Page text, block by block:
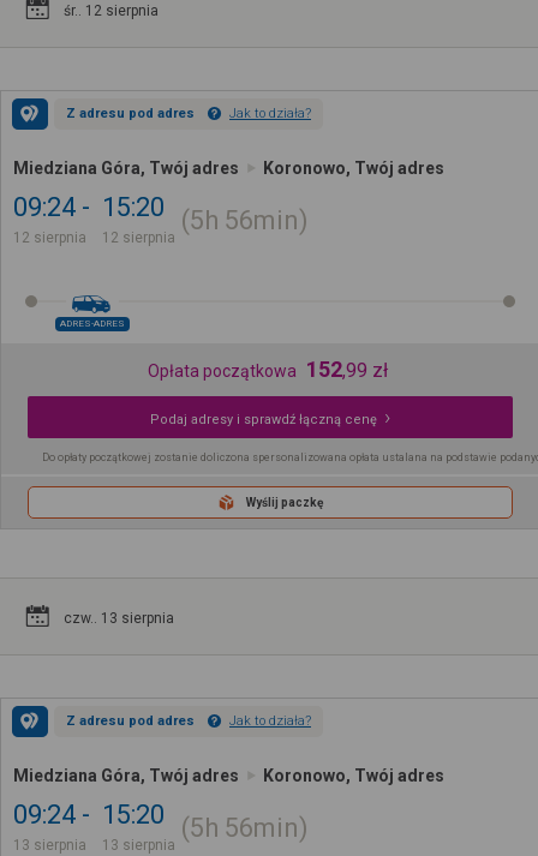
śr.. 12 sierpnia
Z adresu pod adres Jak to działa?
Miedziana Góra, Twój adres Koronowo, Twój adres
09:24
12 sierpnia
15:20
12 sierpnia
5h 56min
ADRES-ADRES
Opłata początkowa 152,99 zł
Podaj adresy i sprawdź łączną cenę
Do opłaty początkowej zostanie doliczona spersonalizowana opłata ustalana na podstawie
Wyślij paczkę
czw.. 13 sierpnia
Z adresu pod adres Jak to działa?
Miedziana Góra, Twój adres Koronowo, Twój adres
09:24
13 sierpnia
15:20
13 sierpnia
5h 56min